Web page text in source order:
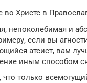
во Христе в
непоколебимая и
если вы
атеист, вам
иным способом
что только